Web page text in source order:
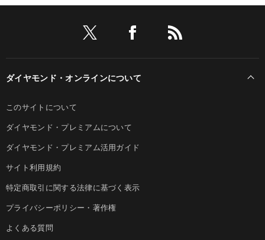
ダイヤモンド・オンラインについて
このサイトについて
ダイヤモンド・プレミアムについて
ダイヤモンド・プレミアム活用ガイド
サイト利用規約
特定商取引に関する法律に基づく表示
プライバシーポリシー・著作権
よくある質問